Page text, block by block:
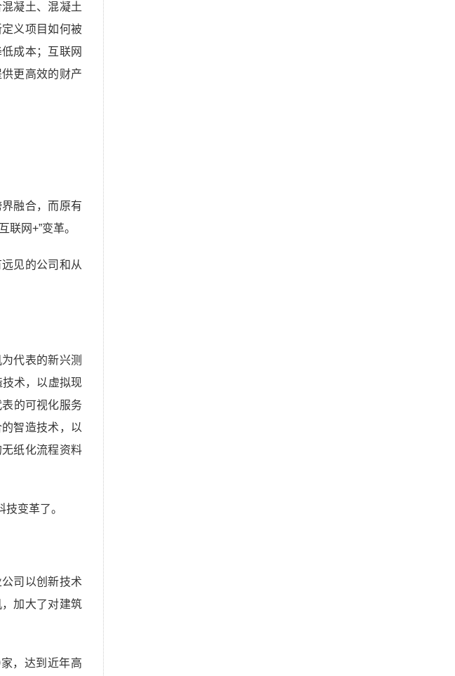
凝土、混凝土
义项目如何被
成本；互联网
更高效的财产
融合，而原有
网+”变革。
见的公司和从
代表的新兴测
术，以虚拟现
的可视化服务
智造技术，以
纸化流程资料
变革了。
司以创新技术
加大了对建筑
，达到近年高